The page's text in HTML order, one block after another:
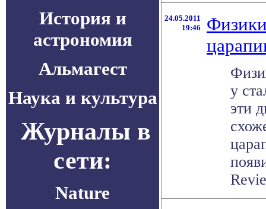
История и
астрономия
Альмагест
Наука и культура
Журналы в
сети:
Nature
24.05.2011
19:46
у
эти